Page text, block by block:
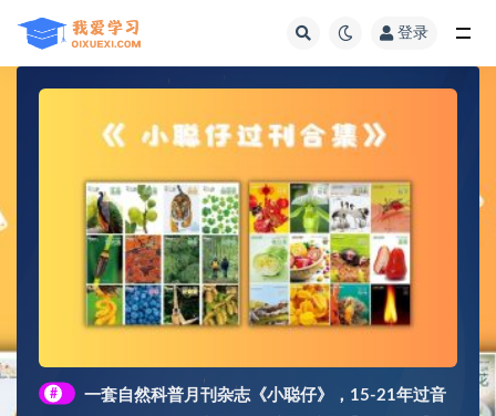
登录
#
一套自然科普月刊杂志《小聪仔》，15-21年过音